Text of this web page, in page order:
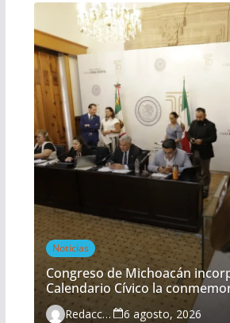
Noticias
Congreso de Michoacán
Calendario Cívico la
Batalla del Fuerte de Cóporo
Redacción 6 agosto, 2026